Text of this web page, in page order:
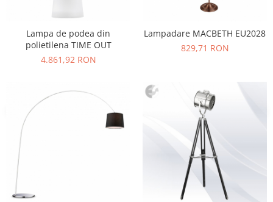
Vitrina bar / retrobar
Accesorii
Blaturi de masa
Blaturi din metal
Blaturi din Topalit
Blaturi din lemn masiv
Blaturi din HPL Compact
Blaturi din piatra naturala si
compozit
Scaune profesionale
Lampa de podea din
polietilena TIME OUT
4.861,92 RON
Lampadare MACBETH EU2028
829,71 RON